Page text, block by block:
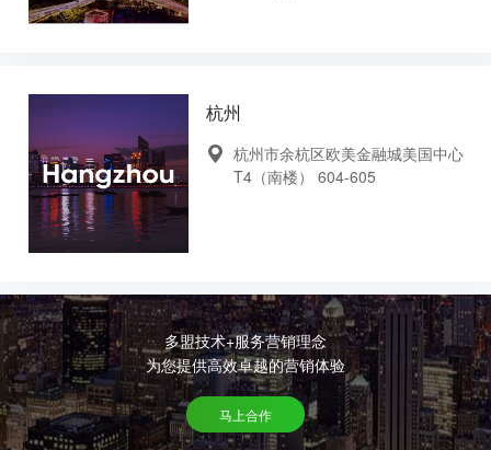
杭州
杭州市余杭区欧美金融城美国中心
T4（南楼） 604-605
多盟技术+服务营销理念
为您提供高效卓越的营销体验
马上合作